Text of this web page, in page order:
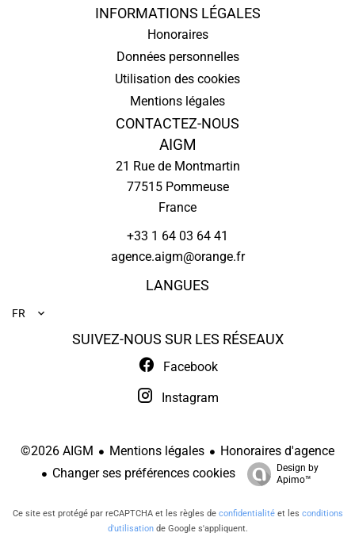
INFORMATIONS LÉGALES
Honoraires
Données personnelles
Utilisation des cookies
Mentions légales
CONTACTEZ-NOUS
AIGM
21 Rue de Montmartin
77515Pommeuse
France
+33 1 64 03 64 41
agence.aigm@orange.fr
LANGUES
FR
SUIVEZ-NOUS SUR LES RÉSEAUX
Facebook
Instagram
©2026 AIGM Mentions légales
Honoraires d'agence
Changer ses préférences cookies
Design by
Apimo™
Ce site est protégé par reCAPTCHA et les règles de confidentialitéet les conditions
d'utilisationde Google s'appliquent.